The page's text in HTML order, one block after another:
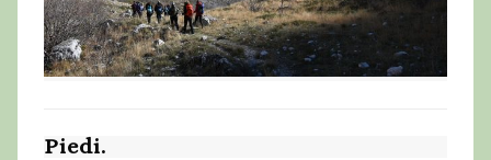
Piedi.